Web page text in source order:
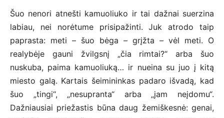
Šuo nenori atnešti kamuoliuko ir tai dažnai suerzina
labiau, nei norėtume prisipažinti. Juk atrodo taip
paprasta: meti – šuo bėga – grįžta – vėl meti. O
realybėje gauni žvilgsnį „čia rimtai?“ arba šuo
nuskuba, paima kamuoliuką… ir nueina su juo į kitą
miesto galą. Kartais šeimininkas padaro išvadą, kad
šuo „tingi“, „nesupranta“ arba „jam neįdomu“.
Dažniausiai priežastis būna daug žemiškesnė: genai,